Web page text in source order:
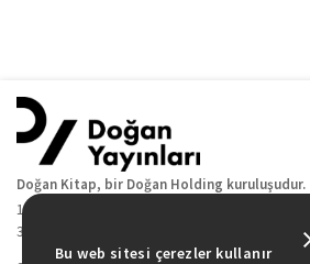
Doğan Kitap, bir Doğan Holding kuruluşudur.
19 Mayıs Cad. Golden Plaza No:1 Kat:10
34360 / Şişli / İstanbul
Bu web sitesi çerezler kullanır